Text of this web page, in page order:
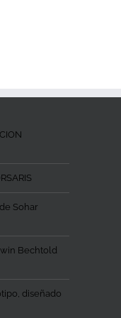
Sohar
Bechtold
diseñado